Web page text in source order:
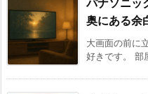
パナソニ
奥にある余
大画面の前に
好きです。 部